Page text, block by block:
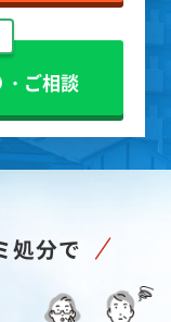
ご相談
処分で